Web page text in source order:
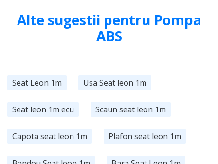
Alte sugestii pentru Pompa
ABS
Seat Leon 1m Usa Seat leon 1m
Seat leon 1m ecu Scaun seat leon 1m
Capota seat leon 1m Plafon seat leon 1m